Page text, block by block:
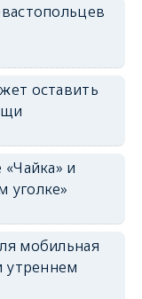
оставить
и
уголке»
мобильная
утреннем